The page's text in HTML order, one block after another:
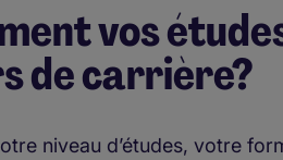
vos
de carrière?
niveau d’études, votre